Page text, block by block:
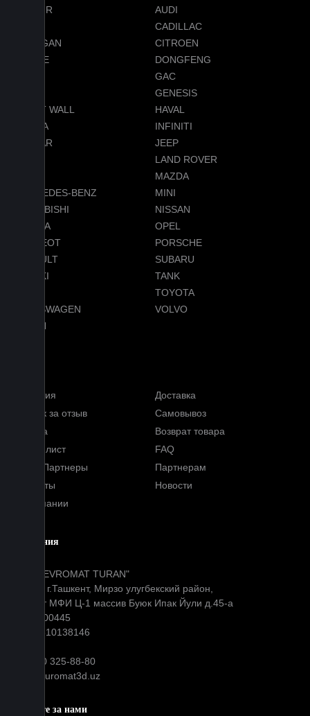
JETOUR
AUDI
CADILLAC
CHANGAN
CITROEN
DODGE
DONGFENG
GAC
GENESIS
GREAT WALL
HAVAL
HONDA
INFINITI
JAGUAR
JEEP
LAND ROVER
MAZDA
MERCEDES-BENZ
MINI
MITSUBISHI
NISSAN
OMODA
OPEL
PEUGEOT
PORSCHE
RENAULT
SUBARU
SUZUKI
TANK
TOYOTA
VOLKSWAGEN
VOLVO
VOYAH
Гарантия
Доставка
Кэшбэк за отзыв
Самовывоз
Оплата
Возврат товара
Прайс-лист
FAQ
Наши Партнеры
Партнерам
Контакты
Новости
О компании
Компания
ООО "EVROMAT TURAN"
Адрес: г.Ташкент, Мирзо улугбекский район,
Окибат МФИ Ц-1 массив Буюк Ипак Йули д.45-а
МФО: 00445
ИНН: 310138146
+99890 325-88-80
info@euromat3d.uz
Следите за нами